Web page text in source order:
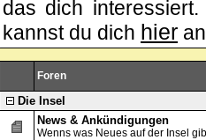
das dich
kannst du dich hier
Foren
Die Insel
News & Ankündigungen
Wenns was Neues auf der Insel